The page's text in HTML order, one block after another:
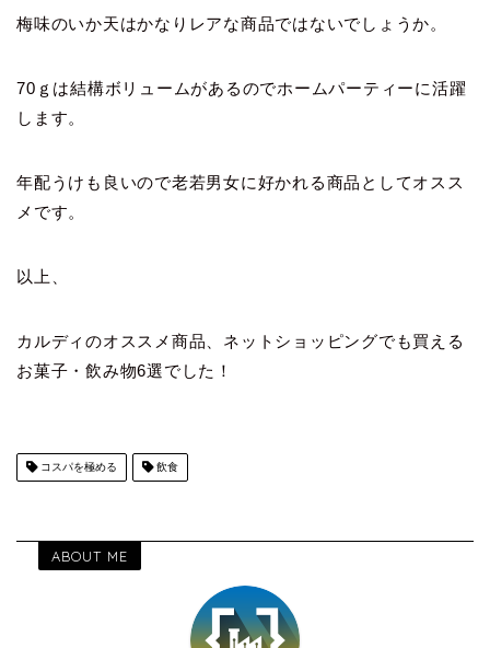
梅味のいか天はかなりレアな商品ではないでしょうか。
70ｇは結構ボリュームがあるのでホームパーティーに活躍
します。
年配うけも良いので老若男女に好かれる商品としてオスス
メです。
以上、
カルディのオススメ商品、ネットショッピングでも買える
お菓子・飲み物6選でした！
コスパを極める 飲食
ABOUT ME